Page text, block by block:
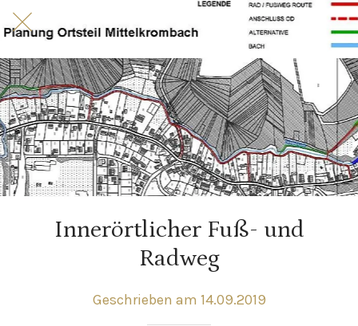
Innerörtlicher Fuß- und
Radweg
Geschrieben am 14.09.2019